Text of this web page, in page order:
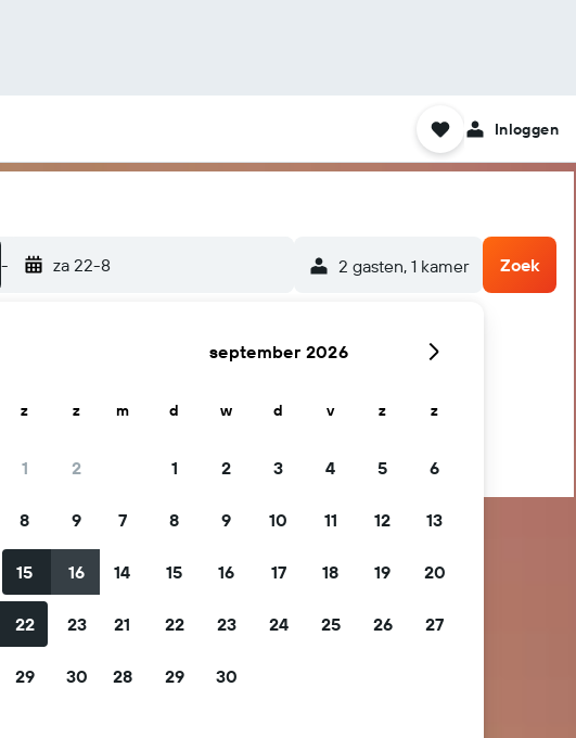
Inloggen
- za 22-8 2 gasten, 1 kamer Zoek
z z
1 2
8 9
15 16
22 23
29 30
september 2026
m d w d v z z
1 2 3 4 5 6
7 8 9 10 11 12 13
14 15 16 17 18 19 20
21 22 23 24 25 26 27
28 29 30